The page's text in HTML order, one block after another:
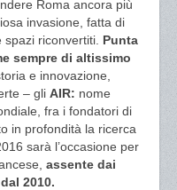
Roma ancora più
invasione, fatta di
riconvertiti. Punta
sempre di altissimo
e innovazione,
– gli AIR: nome
fra i fondatori di
in profondità la ricerca
sarà l’occasione per
assente dai
2010.